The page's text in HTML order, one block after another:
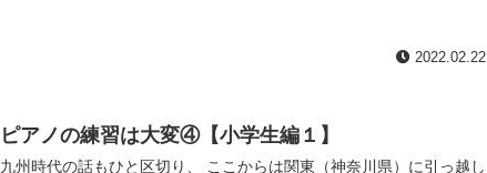
2022.02.22
ピアノの練習は大変④【小学生編１】
九州時代の話もひと区切り、 ここからは関東（神奈川県）に引っ越し